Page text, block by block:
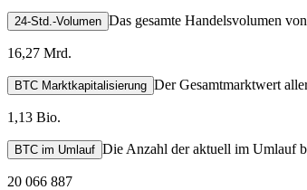
24-Std.-Volumen Das gesamte Handelsvolumen
16,27 Mrd.
BTC Marktkapitalisierung Der Gesamtmarktwert
1,13 Bio.
BTC im Umlauf Die Anzahl der aktuell im Umlauf
20 066 887